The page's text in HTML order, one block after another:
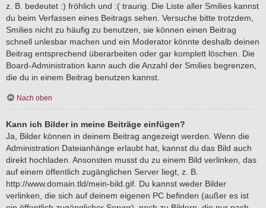
z. B. bedeutet :) fröhlich und :( traurig. Die Liste aller Smilies kannst
du beim Verfassen eines Beitrags sehen. Versuche bitte trotzdem,
Smilies nicht zu häufig zu benutzen, sie können einen Beitrag
schnell unlesbar machen und ein Moderator könnte deshalb deinen
Beitrag entsprechend überarbeiten oder gar komplett löschen. Die
Board-Administration kann auch die Anzahl der Smilies begrenzen,
die du in einem Beitrag benutzen kannst.
Nach oben
Kann ich Bilder in meine Beiträge einfügen?
Ja, Bilder können in deinem Beitrag angezeigt werden. Wenn die
Administration Dateianhänge erlaubt hat, kannst du das Bild auch
direkt hochladen. Ansonsten musst du zu einem Bild verlinken, das
auf einem öffentlich zugänglichen Server liegt, z. B.
http://www.domain.tld/mein-bild.gif. Du kannst weder Bilder
verlinken, die sich auf deinem eigenen PC befinden (außer es ist